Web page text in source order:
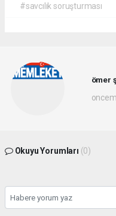
#savcılık soruşturması
ömer
Okuyu Yorumları (0)